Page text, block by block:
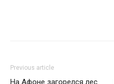
Previous article
На Афоне загорелся лес